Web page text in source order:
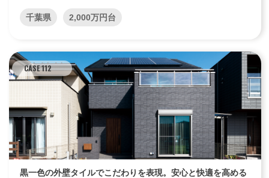
千葉県 2,000万円台
CASE 112
黒一色の外壁タイルでこだわりを表現。安心と快適を高める